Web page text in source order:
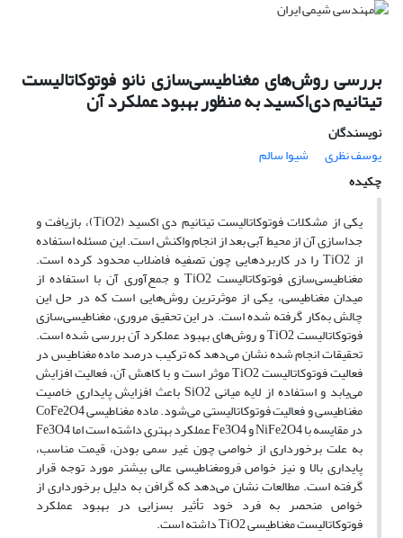
بررسی روش‌های مغناطیسی‌سازی نانو فوتوکاتالیست
تیتانیم دی‌اکسید به منظور بهبود عملکرد آن
نویسندگان
یوسف نظری
شیوا سالم
چکیده
یکی از مشکلات فوتوکاتالیست تیتانیم دی اکسید (TiO2)، بازیافت و
جداسازی آن از محیط آبی بعد از انجام واکنش است. این مسئله استفاده
از TiO2 را در کاربرد‌هایی چون تصفیه فاضلاب محدود کرده است.
مغناطیسی‌سازی فوتوکاتالیست TiO2 و جمع‌آوری آن با استفاده از
میدان مغناطیسی، یکی از موثرترین روش‌هایی است که در حل این
چالش به‌کار گرفته شده است. در این تحقیق مروری، مغناطیسی‌سازی
فوتوکاتالیست TiO2 و روش‌های بهبود عملکرد آن بررسی شده است.
تحقیقات انجام شده نشان می‌دهد که ترکیب درصد ماده مغناطیس در
فعالیت فوتوکاتالیست TiO2 موثر است و با کاهش آن، فعالیت افزایش
می‌یابد و استفاده از لایه میانی SiO2 باعث افزایش پایداری خاصیت
مغناطیسی و فعالیت فوتوکاتالیستی می‌شود. ماده مغناطیسی CoFe2O4
در مقایسه با NiFe2O4 و Fe3O4 عملکرد بهتری داشته است اما Fe3O4
به علت برخورداری از خواصی چون غیر سمی بودن، قیمت مناسب،
پایداری بالا و نیز خواص فرومغناطیسی عالی بیشتر مورد توجه قرار
گرفته است. مطالعات نشان می‌دهد که گرافن به دلیل برخورداری از
خواص منحصر به فرد خود تأثیر بسزایی در بهبود عملکرد
فوتوکاتالیست مغناطیسی TiO2 داشته است.